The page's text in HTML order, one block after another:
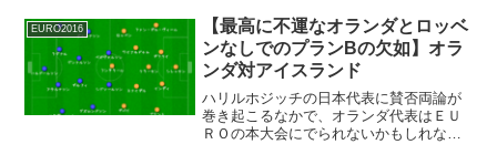
切れずに同点ゴールを許してしまう。フ
ェライニの登場とともに、...
EURO2016
【最高に不運なオランダとロッベ
ンなしでのプランBの欠如】オラ
ンダ対アイスランド
ハリルホジッチの日本代表に賛否両論が
巻き起こるなかで、オランダ代表はＥＵ
ＲＯの本大会にでられないかもしれな